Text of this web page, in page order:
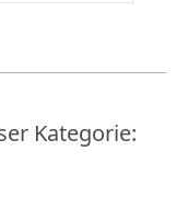
Kategorie: